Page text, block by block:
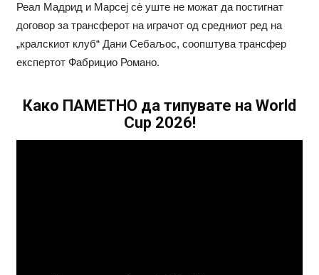
Реал Мадрид и Марсеј сè уште не можат да постигнат
договор за трансферот на играчот од средниот ред на
„кралскиот клуб“ Дани Себаљос, соопштува трансфер
експертот Фабрицио Романо.
Како ПАМЕТНО да типувате на World
Cup 2026!